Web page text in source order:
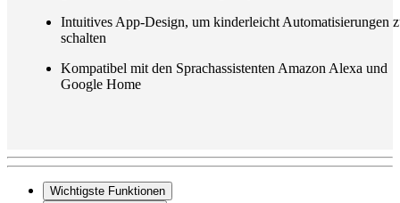
Intuitives App-Design, um kinderleicht Automatisierungen
schalten
Kompatibel mit den Sprachassistenten Amazon Alexa und
Google Home
Wichtigste Funktionen